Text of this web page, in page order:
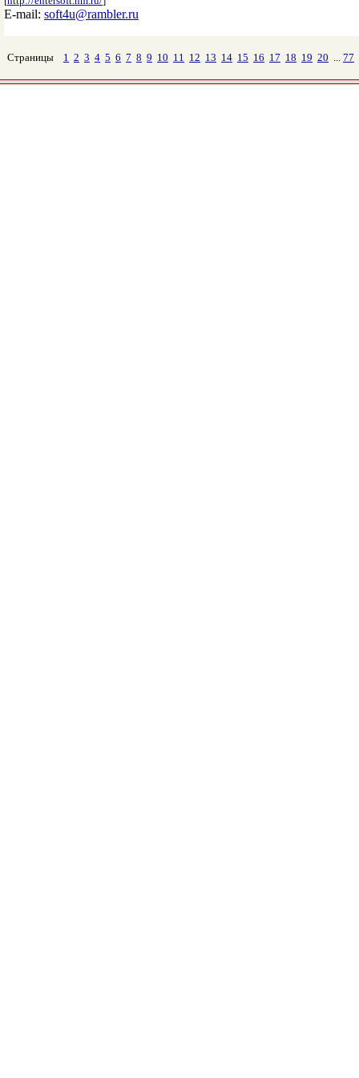
E-mail: soft4u@rambler.ru
Страницы 1 2 3 4 5 6 7 8 9 10 11 12 13 14 15 16 17 18 19 20 ... 77